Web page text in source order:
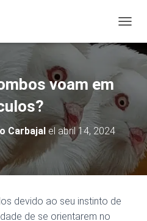
voam em
Carbajal el abril 14, 2024
devido ao seu instinto de
de se orientarem no